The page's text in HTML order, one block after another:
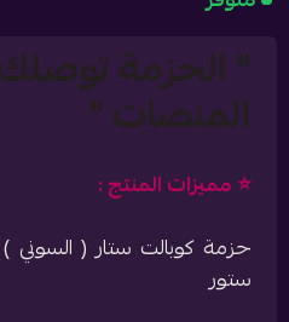
" الحزمة
المنصات "
⭐️ مميزات المنتج :
حزمة كوبالت ستار (
ستور